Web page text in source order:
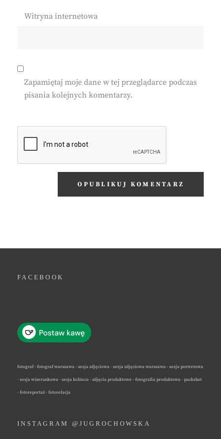
Witryna internetowa
Zapamiętaj moje dane w tej przeglądarce podczas
pisania kolejnych komentarzy.
FACEBOOK
fotograf · fotograf warszawa · sesja zdjęciowa · sesja zdjęciowa warszawa · sesja portretowa
· sesja wizerunkowa · sesja kobieca · zdjęcia produktowe · fotografia produktowa · packshot
· fotoreportaż · fotorelacja
INSTAGRAM @JUGROCHOWSKA